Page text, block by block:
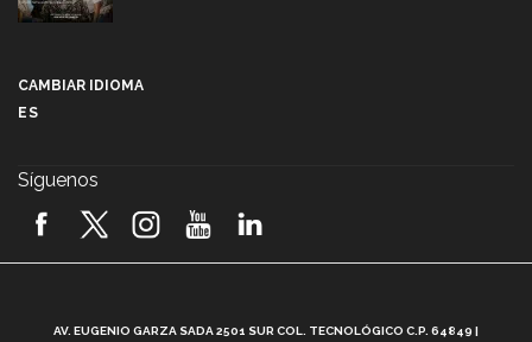
2026! (video)
CAMBIAR IDIOMA
ES
Síguenos
AV. EUGENIO GARZA SADA 2501 SUR COL. TECNOLÓGICO C.P. 64849 |